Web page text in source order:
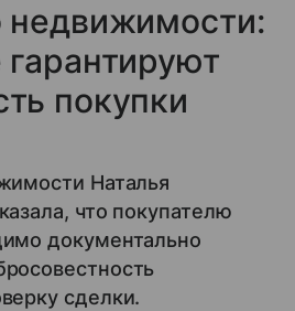
недвижимости:
покупки
Наталья
что покупателю
документально
сделки.